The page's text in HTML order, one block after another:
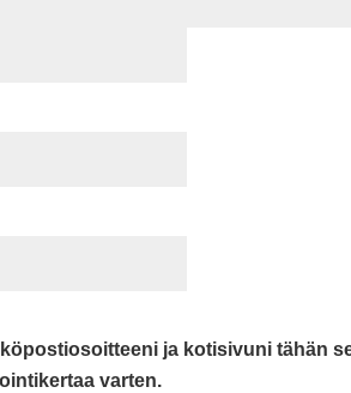
ja kotisivuni tähän
varten.